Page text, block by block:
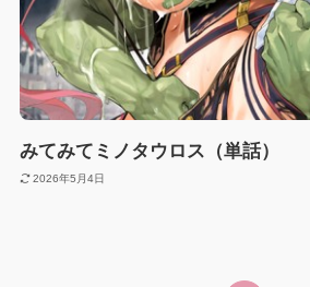
みてみてミノタウロス（単話）
2026年5月4日